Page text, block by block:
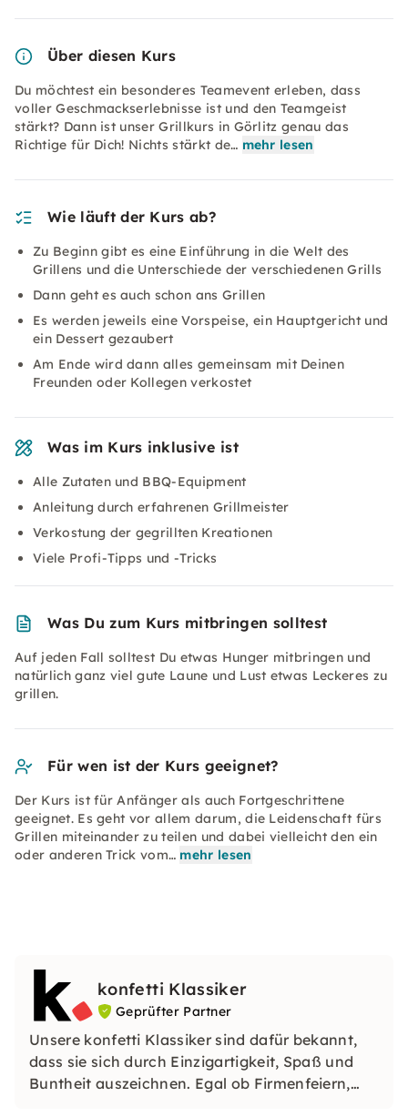
Über diesen Kurs
Du möchtest ein besonderes Teamevent erleben, dass
voller Geschmackserlebnisse ist und den Teamgeist
stärkt? Dann ist unser Grillkurs in Görlitz genau das
Richtige für Dich! Nichts stärkt de… mehr lesen
Wie läuft der Kurs ab?
Zu Beginn gibt es eine Einführung in die Welt des
Grillens und die Unterschiede der verschiedenen Grills
Dann geht es auch schon ans Grillen
Es werden jeweils eine Vorspeise, ein Hauptgericht und
ein Dessert gezaubert
Am Ende wird dann alles gemeinsam mit Deinen
Freunden oder Kollegen verkostet
Was im Kurs inklusive ist
Alle Zutaten und BBQ-Equipment
Anleitung durch erfahrenen Grillmeister
Verkostung der gegrillten Kreationen
Viele Profi-Tipps und -Tricks
Was Du zum Kurs mitbringen solltest
Auf jeden Fall solltest Du etwas Hunger mitbringen und
natürlich ganz viel gute Laune und Lust etwas Leckeres zu
grillen.
Für wen ist der Kurs geeignet?
Der Kurs ist für Anfänger als auch Fortgeschrittene
geeignet. Es geht vor allem darum, die Leidenschaft fürs
Grillen miteinander zu teilen und dabei vielleicht den ein
oder anderen Trick vom… mehr lesen
konfetti Klassiker
Geprüfter Partner
Unsere konfetti Klassiker sind dafür bekannt,
dass sie sich durch Einzigartigkeit, Spaß und
Buntheit auszeichnen. Egal ob Firmenfeiern,